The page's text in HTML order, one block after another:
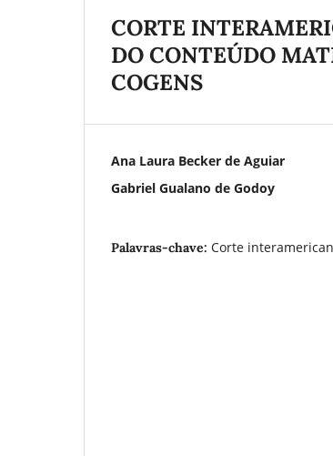
CORTE
DO CONTEÚDO
COGENS
Ana Laura Becker de Aguiar
Gabriel Gualano de Godoy
Palavras-chave: Corte